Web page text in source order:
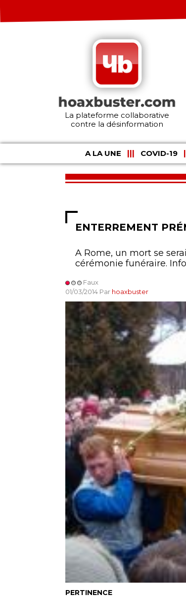
La plateforme collaborative
contre la désinformation
A LA UNE COVID-19
ENTERREMENT
A Rome, un mort se
cérémonie funéraire.
Faux
01/03/2014 Par hoaxbuster
PERTINENCE